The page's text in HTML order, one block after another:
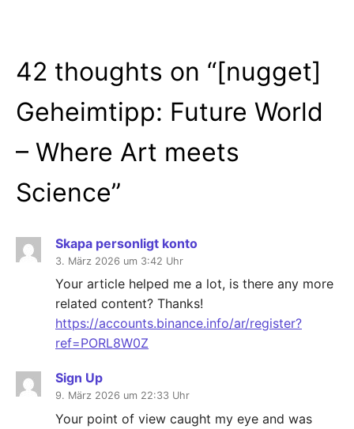
42 thoughts on “[nugget]
Geheimtipp: Future World
– Where Art meets
Science”
Skapa personligt konto
3. März 2026 um 3:42 Uhr
Your article helped me a lot, is there any more
related content? Thanks!
https://accounts.binance.info/ar/register?
ref=PORL8W0Z
Sign Up
9. März 2026 um 22:33 Uhr
Your point of view caught my eye and was